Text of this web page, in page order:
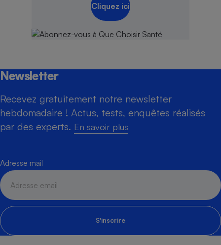
Cliquez ici
Newsletter
Recevez gratuitement notre newsletter
hebdomadaire ! Actus, tests, enquêtes réalisés
par des experts. En savoir plus
Adresse mail
S'inscrire